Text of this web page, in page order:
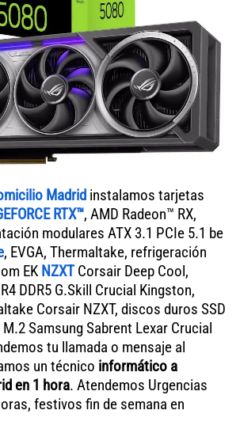
Madrid instalamos tarjetas
RTX™, AMD Radeon™ RX,
modulares ATX 3.1 PCIe 5.1 be
, EVGA, Thermaltake, refrigeración
EK NZXTCorsair Deep Cool,
DDR5 G.Skill Crucial Kingston,
Corsair NZXT, discos duros SSD
Samsung Sabrent Lexar Crucial
tu llamada o mensaje al
un técnico informático a
en 1 hora. Atendemos Urgencias
festivos fin de semana en